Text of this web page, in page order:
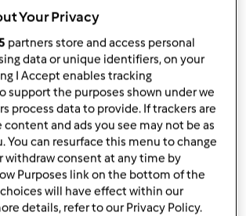
porMartaesteves
published: 06.02.2022
às minhas coleções
Partilhar receita
Criar uma variante
Your Privacy
partners store and access personal
data or unique identifiers, on your
I Accept enables tracking
support the purposes shown under we
process data to provide. If trackers are
content and ads you see may not be as
You can resurface this menu to change
withdraw consent at any time by
Purposes link on the bottom of the
choices will have effect within our
details, refer to our Privacy Policy.